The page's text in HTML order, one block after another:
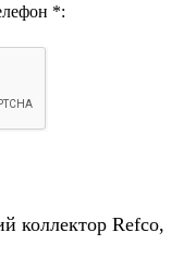
*:
коллектор Refco,